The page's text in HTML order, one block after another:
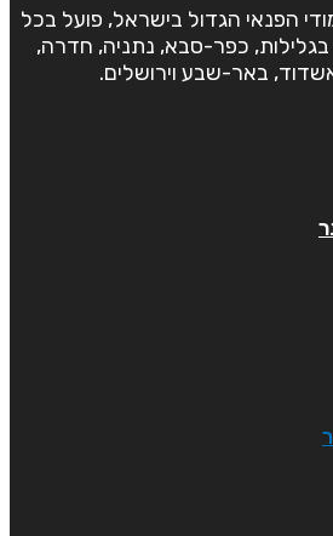
הפנאי הגדול בישראל, פועל בכל
כפר-סבא, נתניה, חדרה,
באר-שבע וירושלים.